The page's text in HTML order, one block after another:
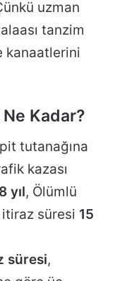
uzman
tanzim
kanaatlerini
Kadar?
tutanağına
kazası
8 yıl, Ölümlü
süresi 15
süresi,